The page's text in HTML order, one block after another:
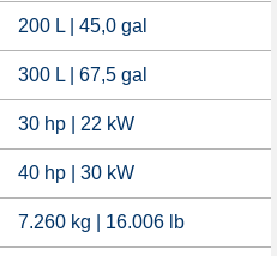
200 L | 45,0 gal
300 L | 67,5 gal
30 hp | 22 kW
40 hp | 30 kW
7.260 kg | 16.006 lb